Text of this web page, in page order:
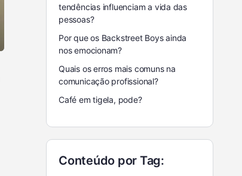
tendências influenciam a vida das
pessoas?
Por que os Backstreet Boys ainda
nos emocionam?
Quais os erros mais comuns na
comunicação profissional?
Café em tigela, pode?
Conteúdo por Tag: